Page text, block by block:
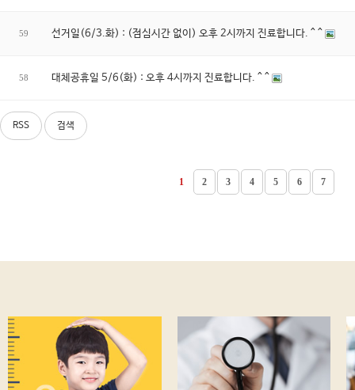
59 선거일(6/3.화) : (점심시간 없이) 오후 2시까지 진료합니다. ^ ^
58 대체공휴일 5/6(화) : 오후 4시까지 진료합니다. ^ ^
RSS 검색
1 2 3 4 5 6 7